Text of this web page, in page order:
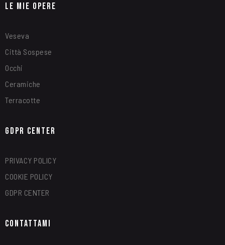
Le Mie Opere
Veseva
Città Sospese
Occhi
Ceramiche
Terracotte
GDPR Center
PRIVACY POLICY
COOKIE POLICY
GDPR CENTER
Contattami